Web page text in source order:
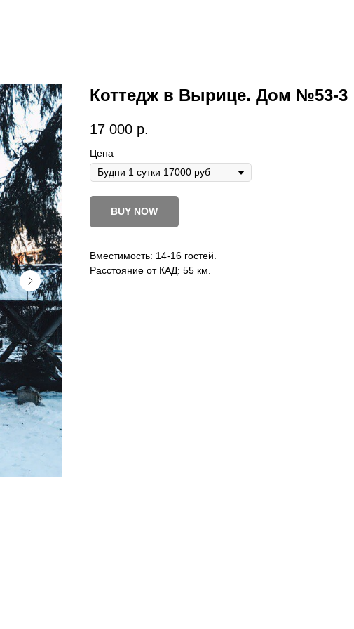
Коттедж в Вырице. Дом №53-3
17 000 р.
Цена
BUY NOW
Вместимость: 14-16 гостей.
Расстояние от КАД: 55 км.